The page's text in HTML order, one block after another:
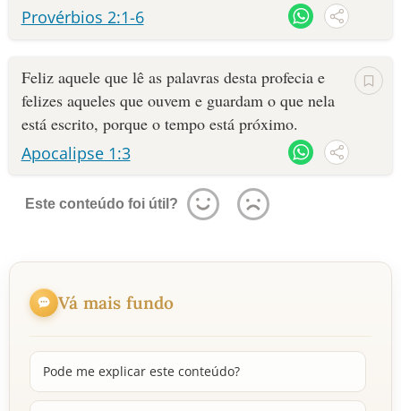
Provérbios 2:1-6
Feliz aquele que lê as palavras desta profecia e
felizes aqueles que ouvem e guardam o que nela
está escrito, porque o tempo está próximo.
Apocalipse 1:3
Este conteúdo foi útil?
Vá mais fundo
Pode me explicar este conteúdo?